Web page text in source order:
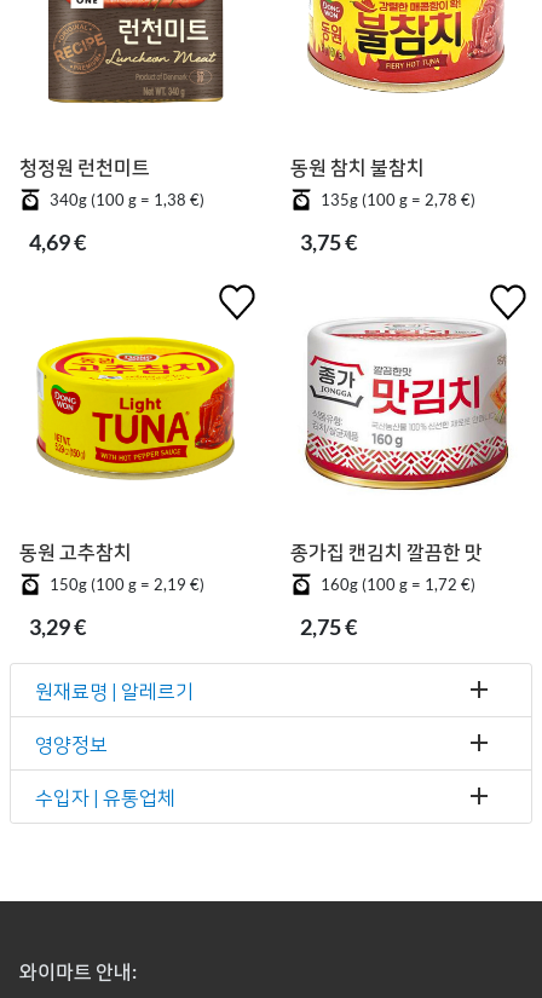
청정원 런천미트
340g (100 g = 1,38 €)
4,69 €
동원 참치 불참치
135g (100 g = 2,78 €)
3,75 €
동원 고추참치
150g (100 g = 2,19 €)
3,29 €
종가집 캔김치 깔끔한 맛
160g (100 g = 1,72 €)
2,75 €
원재료명 | 알레르기
영양정보
수입자 | 유통업체
와이마트 안내: